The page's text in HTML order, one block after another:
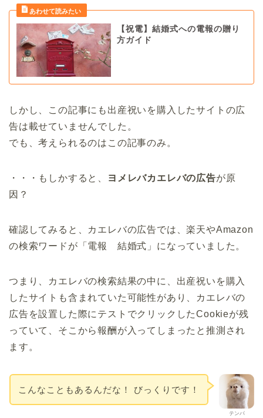
【祝電】結婚式への電報の贈り
方ガイド
しかし、この記事にも出産祝いを購入したサイトの広
告は載せていませんでした。
でも、考えられるのはこの記事のみ。
・・・もしかすると、 ヨメレバカエレバの広告が原
因？
確認してみると、カエレバの広告では、楽天やAmazon
の検索ワードが「電報 結婚式」になっていました。
つまり、カエレバの検索結果の中に、出産祝いを購入
したサイトも含まれていた可能性があり、カエレバの
広告を設置した際にテストでクリックしたCookieが残
っていて、そこから報酬が入ってしまったと推測され
ます。
テンパ
こんなこともあるんだな！ びっくりです！